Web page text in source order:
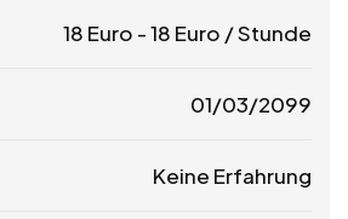
18 Euro -18 Euro / Stunde
01/03/2099
Keine Erfahrung